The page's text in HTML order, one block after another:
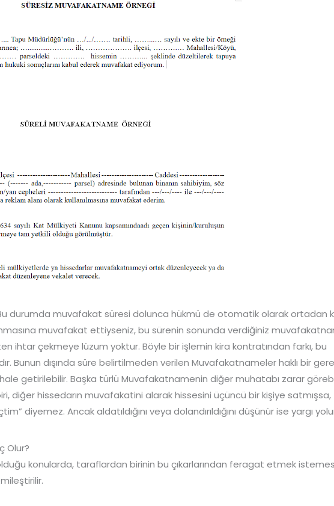
durumda muvafakat süresi dolunca hükmü de otomatik olarak ortadan
muvafakat ettiyseniz, bu sürenin sonunda verdiğiniz
ihtar çekmeye lüzum yoktur. Böyle bir işlemin kira kontratından farkı, bu
Bunun dışında süre belirtilmeden verilen Muvafakatnameler haklı bir
getirilebilir. Başka türlü Muvafakatnamenin diğer muhatabı zarar
diğer hissedarın muvafakatini alarak hissesini üçüncü bir kişiye satmışsa,
diyemez. Ancak aldatıldığını veya dolandırıldığını düşünür ise yargı
Olur?
konularda, taraflardan birinin bu çıkarlarından feragat etmek